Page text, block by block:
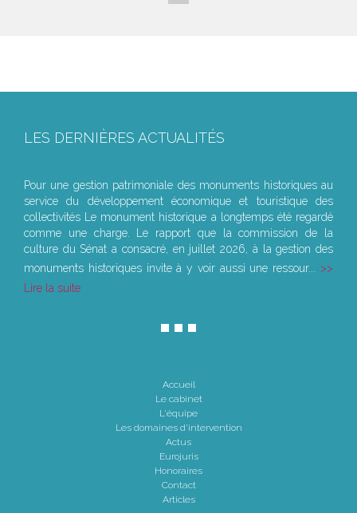
LES DERNIÈRES ACTUALITÉS
Pour une gestion patrimoniale des monuments historiques au
service du développement économique et touristique des
collectivités Le monument historique a longtemps été regardé
comme une charge. Le rapport que la commission de la
culture du Sénat a consacré, en juillet 2026, à la gestion des
monuments historiques invite à y voir aussi une ressour...
Lire la suite
Accueil
Le cabinet
L'équipe
Les domaines d'intervention
Actus
Eurojuris
Honoraires
Contact
Articles